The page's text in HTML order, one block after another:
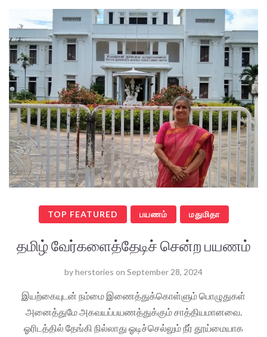
TOP FEATURED பயணம் மதுமிதா
தமிழ் வேர்களைத்தேடிச் சென்ற பயணம்
byherstories on September 28, 2024
இயற்கையுடன் நம்மை இணைத்துக்கொள்ளும் பொழுதுகள்
அனைத்துமே அகவயப்பயணத்துக்கும் சாத்தியமானவை.
ஓரிடத்தில் தேங்கி நில்லாது ஓடிச்செல்லும் நீர் தூய்மையாக